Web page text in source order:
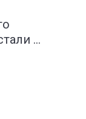
...